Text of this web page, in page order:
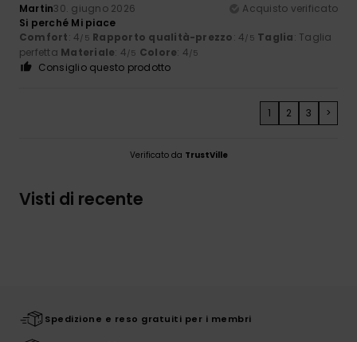
Martin30. giugno 2026
Acquisto verificato
Si perché Mi piace
Comfort: 4/5 Rapporto qualità-prezzo: 4/5 Taglia: Taglia
perfetta Materiale: 4/5 Colore: 4/5
Consiglio questo prodotto
1 2 3 >
Verificato da TrustVille
Visti di recente
Spedizione e reso gratuiti per i membri